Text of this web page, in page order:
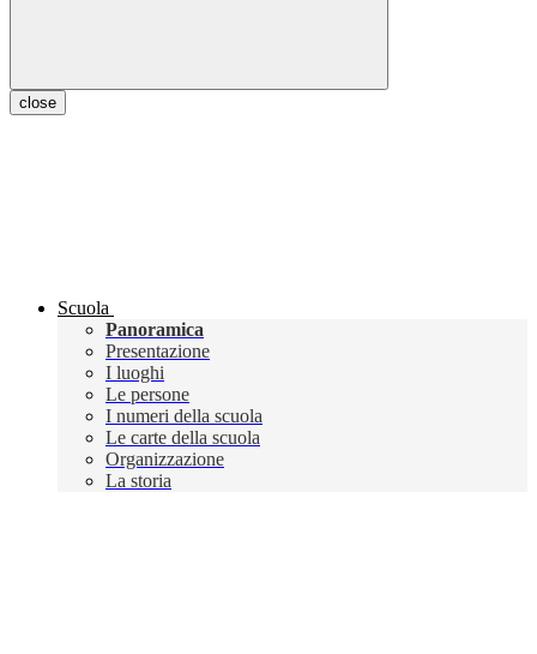
close
Scuola
Panoramica
Presentazione
I luoghi
Le persone
I numeri della scuola
Le carte della scuola
Organizzazione
La storia